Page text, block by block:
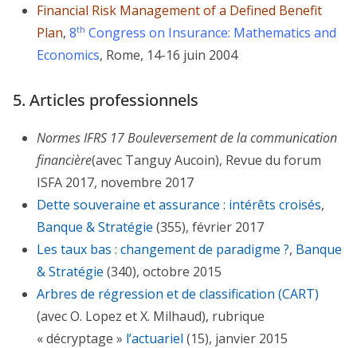
Financial Risk Management of a Defined Benefit
Plan, 8th Congress on Insurance: Mathematics and
Economics, Rome, 14-16 juin 2004
5. Articles professionnels
Normes IFRS 17 Bouleversement de la communication
financière(avec Tanguy Aucoin), Revue du forum
ISFA 2017, novembre 2017
Dette souveraine et assurance : intérêts croisés,
Banque & Stratégie (355), février 2017
Les taux bas : changement de paradigme ?, Banque
& Stratégie (340), octobre 2015
Arbres de régression et de classification (CART)
(avec O. Lopez et X. Milhaud), rubrique
« décryptage » l’actuariel (15), janvier 2015